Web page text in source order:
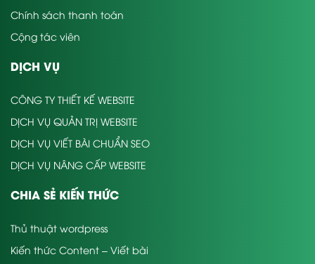
Chính sách thanh toán
Cộng tác viên
DỊCH VỤ
CÔNG TY THIẾT KẾ WEBSITE
DỊCH VỤ QUẢN TRỊ WEBSITE
DỊCH VỤ VIẾT BÀI CHUẨN SEO
DỊCH VỤ NÂNG CẤP WEBSITE
CHIA SẺ KIẾN THỨC
Thủ thuật wordpress
Kiến thức Content – Viết bài